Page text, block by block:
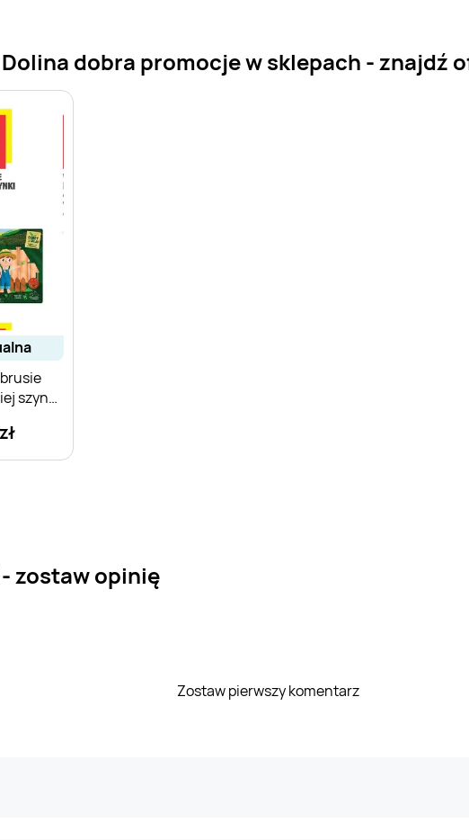
dobra promocje w sklepach - znajdź
szynki
zostaw opinię
Zostaw pierwszy komentarz